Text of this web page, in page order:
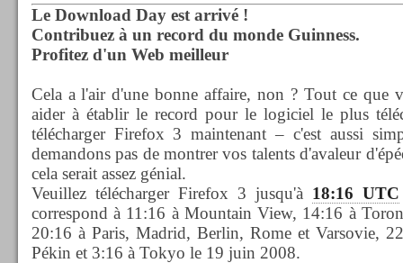
Le Download Day est arrivé !
Contribuez à un record du monde Guinness.
Profitez d'un Web meilleur
Cela a l'air d'une bonne affaire, non ? Tout ce que
aider à établir le record pour le logiciel le plus
télécharger Firefox 3 maintenant – c'est aussi
demandons pas de montrer vos talents d'avaleur
cela serait assez génial.
Veuillez télécharger Firefox 3 jusqu'à 18:16 UTC
correspond à 11:16 à Mountain View, 14:16 à
20:16 à Paris, Madrid, Berlin, Rome et Varsovie,
Pékin et 3:16 à Tokyo le 19 juin 2008.